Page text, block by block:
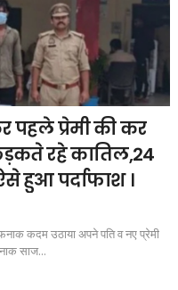
पहले प्रेमी की कर
रहे कातिल,24
हुआ पर्दाफाश ।
कदम उठाया अपने पति व नए प्रेमी
साज...